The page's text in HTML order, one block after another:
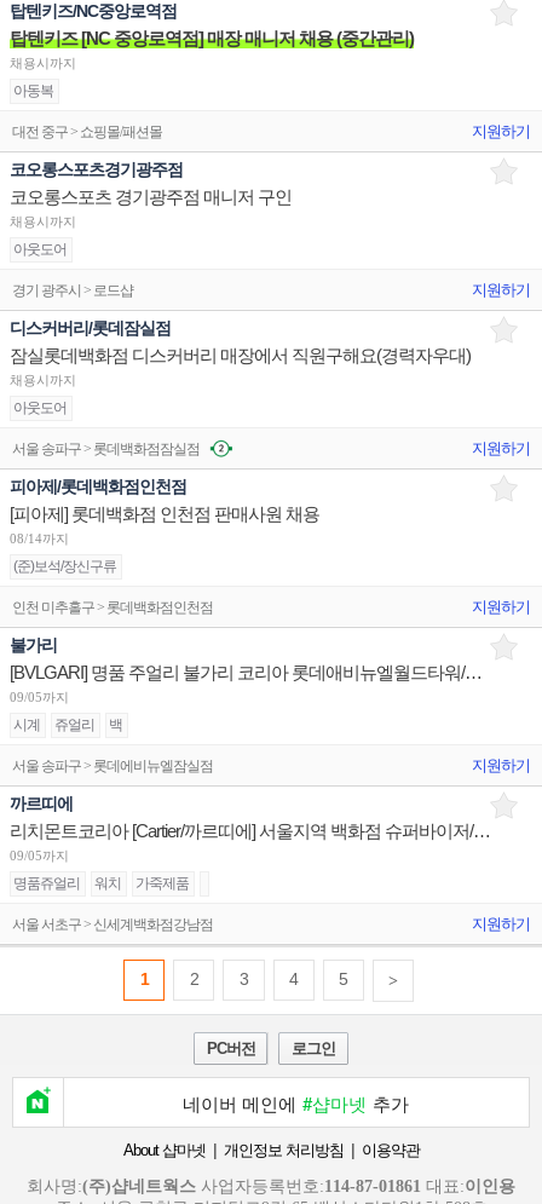
탑텐키즈/NC중앙로역점
탑텐키즈 [NC 중앙로역점] 매장 매니저 채용 (중간관리)
채용시까지
아동복
대전 중구 > 쇼핑몰/패션몰 지원하기
코오롱스포츠경기광주점
코오롱스포츠 경기광주점 매니저 구인
채용시까지
아웃도어
경기 광주시 > 로드샵 지원하기
디스커버리/롯데잠실점
잠실롯데백화점 디스커버리 매장에서 직원구해요(경력자우대)
채용시까지
아웃도어
서울 송파구 > 롯데백화점잠실점 지원하기
피아제/롯데백화점인천점
[피아제] 롯데백화점 인천점 판매사원 채용
08/14까지
(준)보석/장신구류
인천 미추홀구 > 롯데백화점인천점 지원하기
불가리
[BVLGARI] 명품 주얼리 불가리 코리아 롯데애비뉴엘월드타워/현대판교/신세계센텀 부점장 채용
09/05까지
시계 쥬얼리 백
서울 송파구 > 롯데에비뉴엘잠실점 지원하기
까르띠에
리치몬트코리아 [Cartier/까르띠에] 서울지역 백화점 슈퍼바이저/판매사원/어드민 채용
09/05까지
명품쥬얼리 워치 가죽제품
서울 서초구 > 신세계백화점강남점 지원하기
1 2 3 4 5 >
PC버전 로그인
네이버 메인에 #샵마넷 추가
About 샵마넷 | 개인정보 처리방침 | 이용약관
회사명:(주)샵네트웍스 사업자등록번호:114-87-01861 대표:이인용